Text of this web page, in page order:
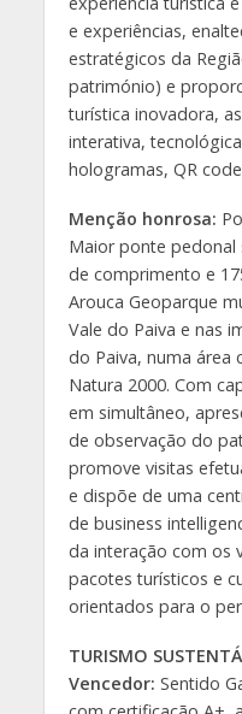
e experiências,
estratégicos da
património) e
turística inovadora,
interativa,
hologramas, QR
Menção honrosa:
Maior ponte pedonal
de comprimento e
Arouca Geoparque
Vale do Paiva e nas
do Paiva, numa área
Natura 2000. Com
em simultâneo,
de observação do
promove visitas
e dispõe de uma
de business
da interação com os
pacotes turísticos e
orientados para o
TURISMO
Vencedor: Sentido